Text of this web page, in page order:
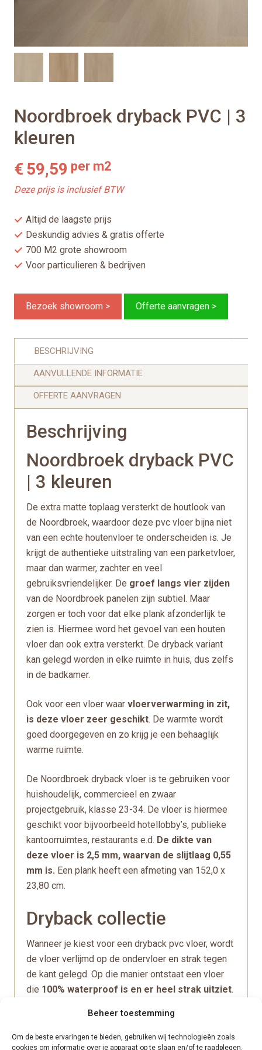
Beheer toestemming
Om de beste ervaringen te bieden, gebruiken wij technologieën zoals
cookies om informatie over je apparaat op te slaan en/of te raadplegen.
Noordbroek dryback PVC | 3
kleuren
€ 59,59 per m2
Deze prijs is inclusief BTW
Altijd de laagste prijs
Deskundig advies & gratis offerte
700 M2 grote showroom
Voor particulieren & bedrijven
Bezoek showroom > Offerte aanvragen >
BESCHRIJVING
AANVULLENDE INFORMATIE
OFFERTE AANVRAGEN
Beschrijving
Noordbroek dryback PVC
| 3 kleuren
De extra matte toplaag versterkt de houtlook van
de Noordbroek, waardoor deze pvc vloer bijna niet
van een echte houtenvloer te onderscheiden is. Je
krijgt de authentieke uitstraling van een parketvloer,
maar dan warmer, zachter en veel
gebruiksvriendelijker. De groef langs vier zijden
van de Noordbroek panelen zijn subtiel. Maar
zorgen er toch voor dat elke plank afzonderlijk te
zien is. Hiermee word het gevoel van een houten
vloer dan ook extra versterkt. De dryback variant
kan gelegd worden in elke ruimte in huis, dus zelfs
in de badkamer.
Ook voor een vloer waar vloerverwarming in zit,
is deze vloer zeer geschikt. De warmte wordt
goed doorgegeven en zo krijg je een behaaglijk
warme ruimte.
De Noordbroek dryback vloer is te gebruiken voor
huishoudelijk, commercieel en zwaar
projectgebruik, klasse 23-34. De vloer is hiermee
geschikt voor bijvoorbeeld hotellobby’s, publieke
kantoorruimtes, restaurants e.d. De dikte van
deze vloer is 2,5 mm, waarvan de slijtlaag 0,55
mm is. Een plank heeft een afmeting van 152,0 x
23,80 cm.
Dryback collectie
Wanneer je kiest voor een dryback pvc vloer, wordt
de vloer verlijmd op de ondervloer en strak tegen
de kant gelegd. Op die manier ontstaat een vloer
die 100% waterproof is en er heel strak uitziet.
ondervloer mooi vlak zijn, dat bereiken we door de
vloer te egaliseren. De egaline is vloervolgend en